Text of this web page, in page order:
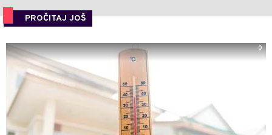
PROČITAJ JOŠ
0